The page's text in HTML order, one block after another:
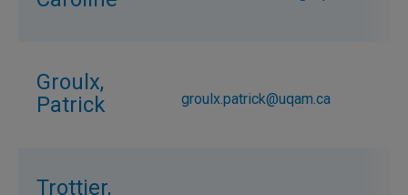
Groulx,
Patrick
groulx.patrick@uqam.ca
Trottier,